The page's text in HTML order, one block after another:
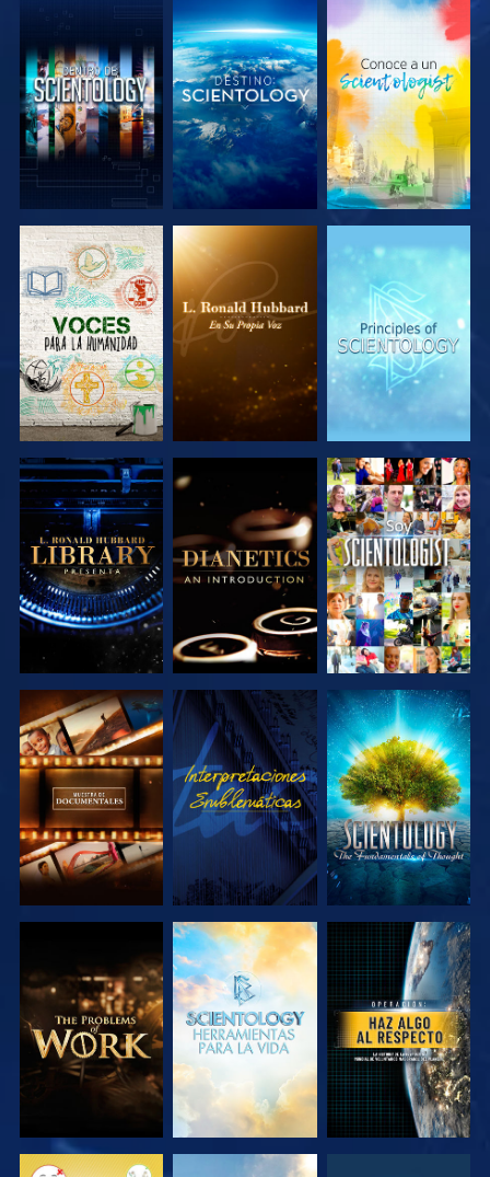
EXPLORA LAS
SERIES
EXPLORA LAS
SERIES
EXPLORA LAS
SERIES
EXPLORA LAS
SERIES
EXPLORA LAS
SERIES
VE
EXPLORA LAS
SERIES
VE
EXPLORA LAS
SERIES
EXPLORA LAS
SERIES
EXPLORA LAS
SERIES
VE